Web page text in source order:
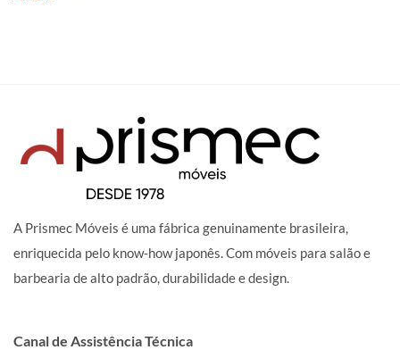
A Prismec Móveis é uma fábrica genuinamente brasileira,
enriquecida pelo know-how japonês. Com móveis para salão e
barbearia de alto padrão, durabilidade e design.
Canal de Assistência Técnica